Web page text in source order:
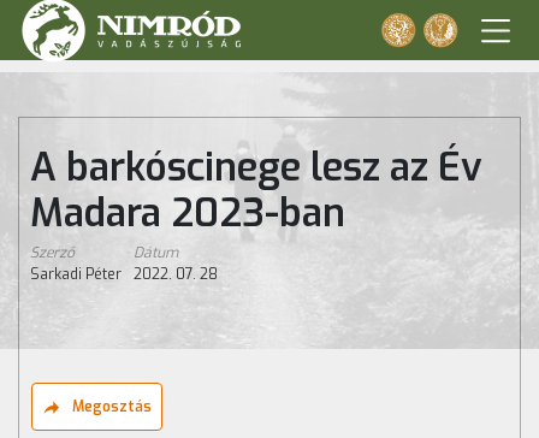
A barkóscinege lesz az Év
Madara 2023-ban
Szerző
Sarkadi Péter
Dátum
2022. 07. 28
Megosztás